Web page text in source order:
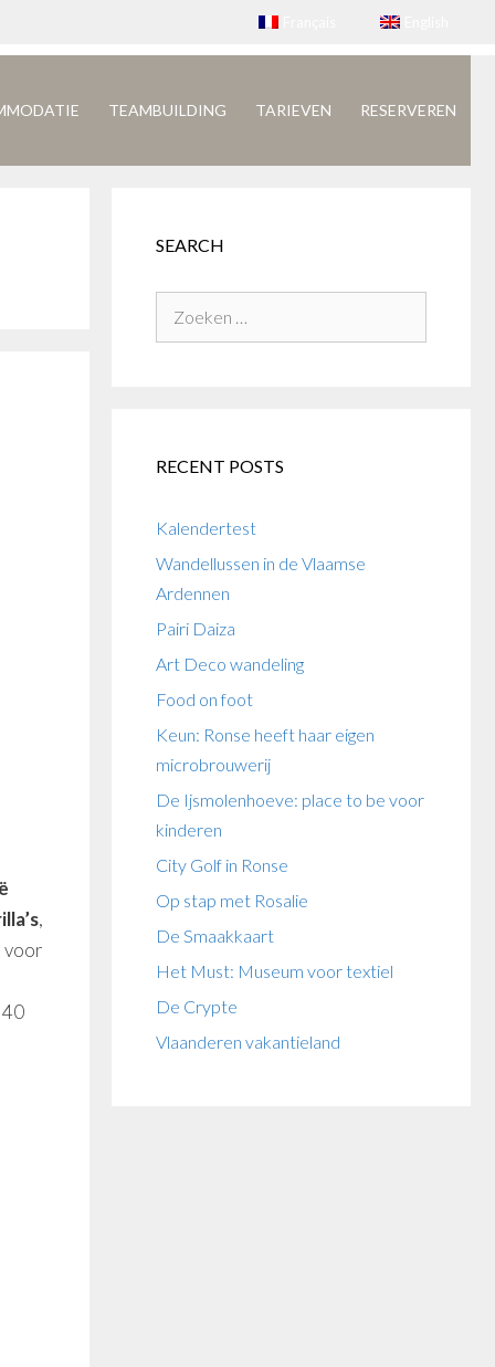
TEAMBUILDING TARIEVEN RESERVEREN
,
voor
SEARCH
RECENT POSTS
Kalendertest
Wandellussen in de Vlaamse
Ardennen
Pairi Daiza
Art Deco wandeling
Food on foot
Keun: Ronse heeft haar eigen
microbrouwerij
De Ijsmolenhoeve: place to be voor
kinderen
City Golf in Ronse
Op stap met Rosalie
De Smaakkaart
Het Must: Museum voor textiel
De Crypte
Vlaanderen vakantieland